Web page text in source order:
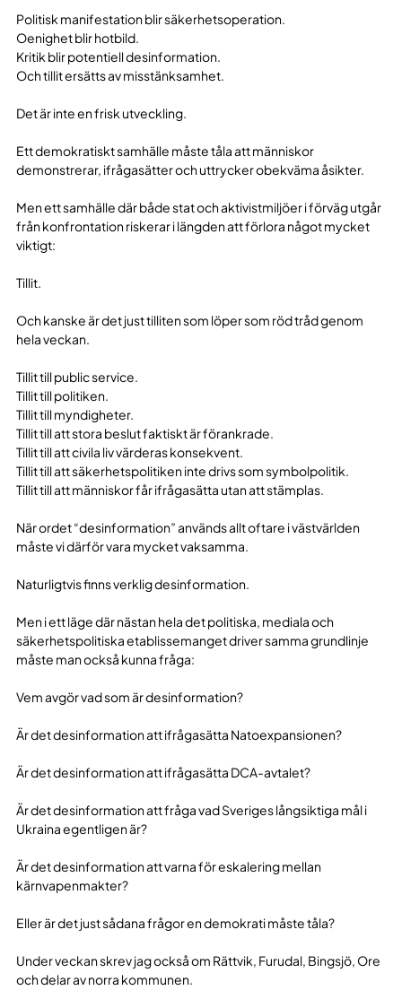
Politisk manifestation blir säkerhetsoperation.
Oenighet blir hotbild.
Kritik blir potentiell desinformation.
Och tillit ersätts av misstänksamhet.
Det är inte en frisk utveckling.
Ett demokratiskt samhälle måste tåla att människor
demonstrerar, ifrågasätter och uttrycker obekväma åsikter.
Men ett samhälle där både stat och aktivistmiljöer i förväg utgår
från konfrontation riskerar i längden att förlora något mycket
viktigt:
Tillit.
Och kanske är det just tilliten som löper som röd tråd genom
hela veckan.
Tillit till public service.
Tillit till politiken.
Tillit till myndigheter.
Tillit till att stora beslut faktiskt är förankrade.
Tillit till att civila liv värderas konsekvent.
Tillit till att säkerhetspolitiken inte drivs som symbolpolitik.
Tillit till att människor får ifrågasätta utan att stämplas.
När ordet “desinformation” används allt oftare i västvärlden
måste vi därför vara mycket vaksamma.
Naturligtvis finns verklig desinformation.
Men i ett läge där nästan hela det politiska, mediala och
säkerhetspolitiska etablissemanget driver samma grundlinje
måste man också kunna fråga:
Vem avgör vad som är desinformation?
Är det desinformation att ifrågasätta Natoexpansionen?
Är det desinformation att ifrågasätta DCA-avtalet?
Är det desinformation att fråga vad Sveriges långsiktiga mål i
Ukraina egentligen är?
Är det desinformation att varna för eskalering mellan
kärnvapenmakter?
Eller är det just sådana frågor en demokrati måste tåla?
Under veckan skrev jag också om Rättvik, Furudal, Bingsjö, Ore
och delar av norra kommunen.